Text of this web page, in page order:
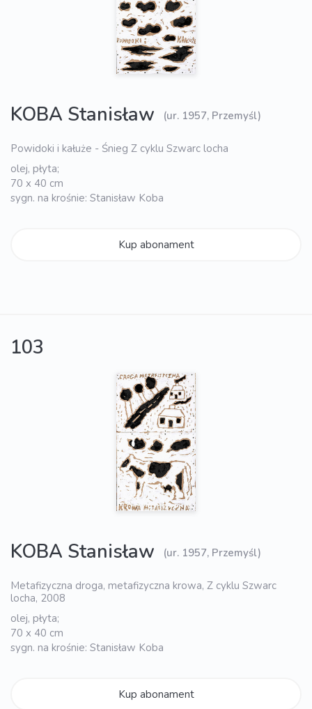
KOBA Stanisław (ur. 1957, Przemyśl)
Powidoki i kałuże - Śnieg Z cyklu Szwarc locha
olej, płyta;
70 x 40 cm
sygn. na krośnie: Stanisław Koba
Kup abonament
103
KOBA Stanisław (ur. 1957, Przemyśl)
Metafizyczna droga, metafizyczna krowa, Z cyklu Szwarc
locha, 2008
olej, płyta;
70 x 40 cm
sygn. na krośnie: Stanisław Koba
Kup abonament